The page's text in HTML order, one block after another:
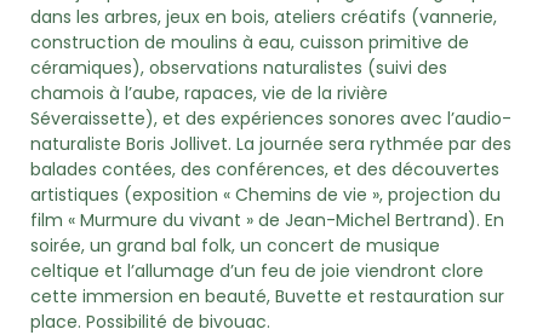
dans les arbres, jeux en bois, ateliers créatifs (vannerie,
construction de moulins à eau, cuisson primitive de
céramiques), observations naturalistes (suivi des
chamois à l’aube, rapaces, vie de la rivière
Séveraissette), et des expériences sonores avec l’audio-
naturaliste Boris Jollivet. La journée sera rythmée par des
balades contées, des conférences, et des découvertes
artistiques (exposition « Chemins de vie », projection du
film « Murmure du vivant » de Jean-Michel Bertrand). En
soirée, un grand bal folk, un concert de musique
celtique et l’allumage d’un feu de joie viendront clore
cette immersion en beauté, Buvette et restauration sur
place. Possibilité de bivouac.